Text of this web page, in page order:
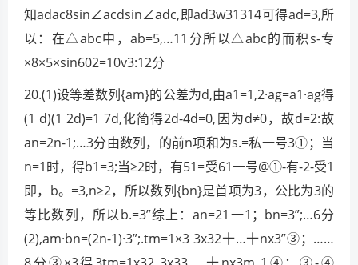
知adac8sin∠acdsin∠adc,即ad3w31314可得ad=3,所
以：在△abc中，ab=5,…11分所以△abc的而积s-专
×8×5×sin602=10v3:12分
20.(1)设等差数列{am}的公差为d,由a1=1,2·ag=a1·ag得
(1 d)(1 2d)=1 7d,化简得2d-4d=0,因为d≠0，故d=2:故
an=2n-1;…3分由数列，的前n项和为s.=私一号3①；当
n=1时，得b1=3;当≥2时，有51=受61一号@①-有-2-受1
即，b。=3,n≥2，所以数列{bn}是首项为3，公比为3的
等比数列，所以b.=3”综上：an=21一1；bn=3”;…6分
(2),am·bn=(2n-1)·3”;.tm=1×3 3x32十…十nx3”③；……